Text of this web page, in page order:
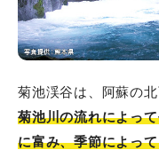
菊池渓谷は、阿蘇の
菊池川の流れによっ
に富み、季節によっ